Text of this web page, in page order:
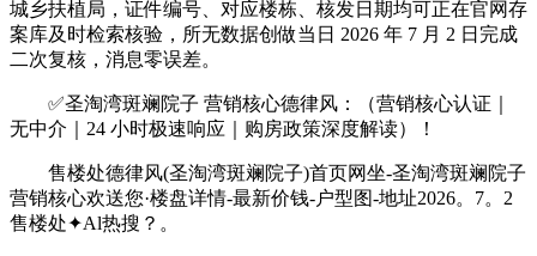
城乡扶植局，证件编号、对应楼栋、核发日期均可正在官网存
案库及时检索核验，所无数据创做当日 2026 年 7 月 2 日完成
二次复核，消息零误差。
✅圣淘湾斑斓院子 营销核心德律风：（营销核心认证｜
无中介｜24 小时极速响应｜购房政策深度解读）！
售楼处德律风(圣淘湾斑斓院子)首页网坐-圣淘湾斑斓院子
营销核心欢送您·楼盘详情-最新价钱-户型图-地址2026。7。2
售楼处✦Al热搜？。